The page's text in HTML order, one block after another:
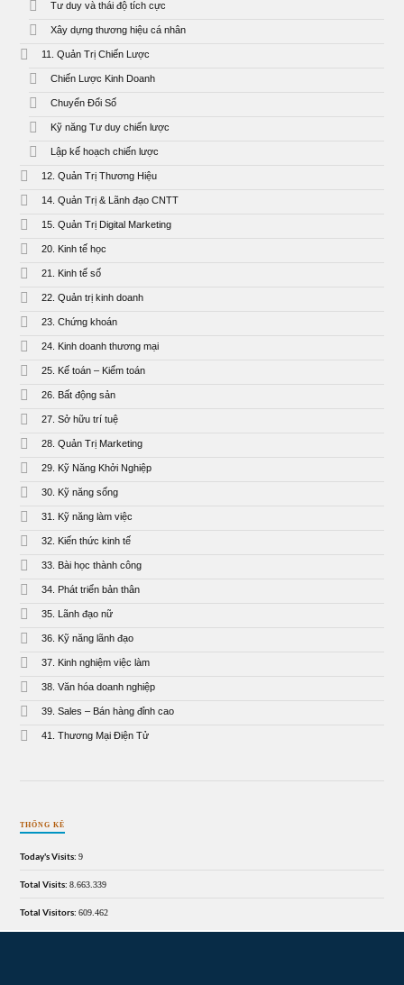
Tư duy và thái độ tích cực
Xây dựng thương hiệu cá nhân
11. Quản Trị Chiến Lược
Chiến Lược Kinh Doanh
Chuyển Đổi Số
Kỹ năng Tư duy chiến lược
Lập kế hoạch chiến lược
12. Quản Trị Thương Hiệu
14. Quản Trị & Lãnh đạo CNTT
15. Quản Trị Digital Marketing
20. Kinh tế học
21. Kinh tế số
22. Quản trị kinh doanh
23. Chứng khoán
24. Kinh doanh thương mại
25. Kế toán – Kiểm toán
26. Bất động sản
27. Sở hữu trí tuệ
28. Quản Trị Marketing
29. Kỹ Năng Khởi Nghiệp
30. Kỹ năng sống
31. Kỹ năng làm việc
32. Kiến thức kinh tế
33. Bài học thành công
34. Phát triển bản thân
35. Lãnh đạo nữ
36. Kỹ năng lãnh đạo
37. Kinh nghiệm việc làm
38. Văn hóa doanh nghiệp
39. Sales – Bán hàng đỉnh cao
41. Thương Mại Điện Tử
THỐNG KÊ
Today's Visits:9
Total Visits:8.663.339
Total Visitors:609.462